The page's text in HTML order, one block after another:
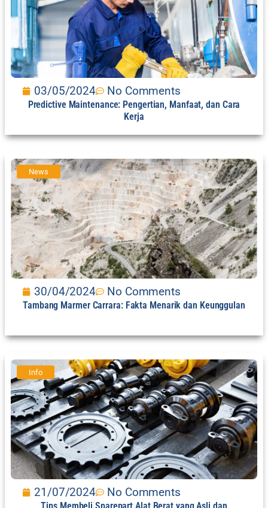
03/05/2024 No Comments
Predictive Maintenance: Pengertian, Manfaat, dan Cara
Kerja
News
30/04/2024 No Comments
Tambang Marmer Carrara: Fakta Menarik dan Keunggulan
Info
21/07/2024 No Comments
Tips Membeli Sparepart Alat Berat yang Asli dan